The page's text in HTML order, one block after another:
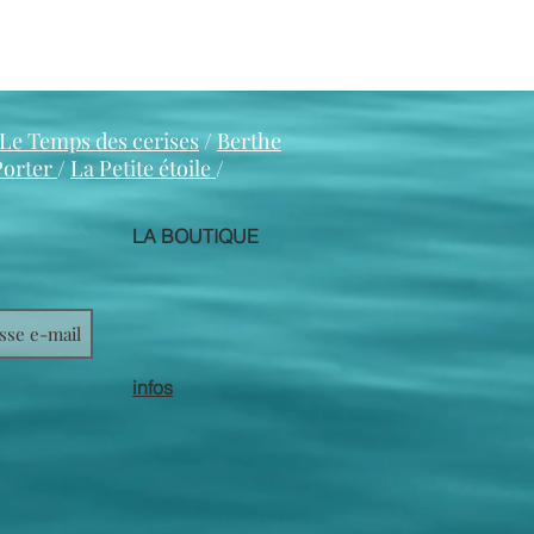
Le Temps des cerises / Berthe
/ La Petite étoile/
LA BOUTIQUE
infos